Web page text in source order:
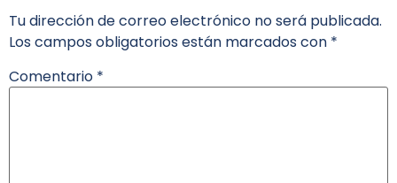
Tu dirección de correo electrónico no será publicada.
Los campos obligatorios están marcados con *
Comentario *